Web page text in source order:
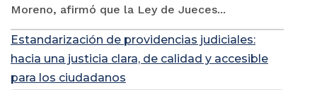
Moreno, afirmó que la Ley de Jueces...
Estandarización de providencias judiciales:
hacia una justicia clara, de calidad y accesible
para los ciudadanos